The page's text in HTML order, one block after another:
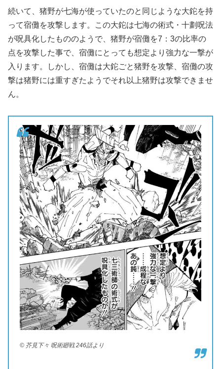
続いて、猪野が七海が使っていたのと同じような大鉈を持
って宿儺を攻撃します。この大鉈は七海の術式・十劃呪法
が呪具化したもののようで、猪野が宿儺を7：3の比率の
点を攻撃した事で、宿儺にとっても想定より強力な一撃が
入ります。しかし、宿儺は大鉈ごと猪野を攻撃、宿儺の攻
撃は猪野には重すぎたようでそれ以上猪野は攻撃できませ
ん。
© 芥見下々 呪術廻戦 246話より